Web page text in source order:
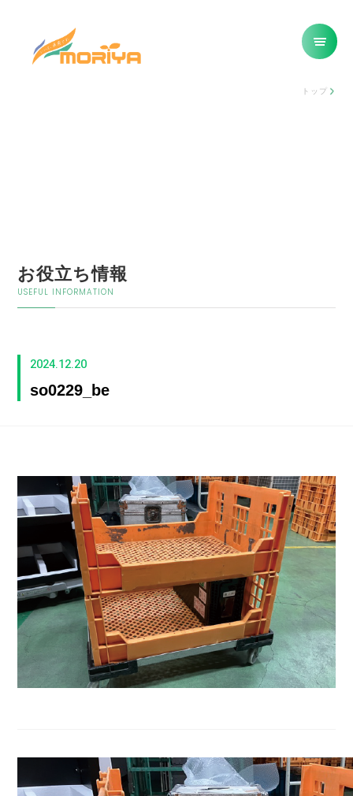
トップ
お役立ち情報
USEFUL INFORMATION
2024.12.20
so0229_be